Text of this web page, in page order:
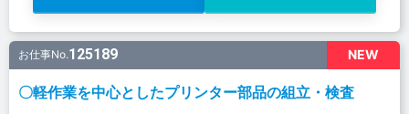
NEW
お仕事No.125189
〇軽作業を中心としたプリンター部品の組立・検査